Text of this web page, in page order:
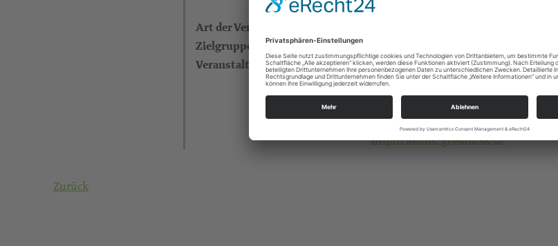
Barrierefreiheit: barrierefreier Zugang
Art der Veranstaltung
Zielgruppe
Veranstalter KG Gröditz-Frauenhain
Hauptstr. 50
01609 Gröditz
kg.groeditz-frauenhain@evlks.de
http://kirche-gröditz.de
Zurück